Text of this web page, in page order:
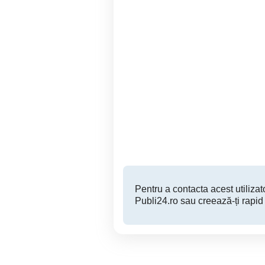
Pentru a contacta acest
Publi24.ro sau creează-ți